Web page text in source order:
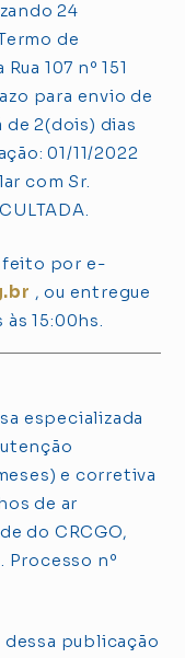
24
de
107 nº 151
para envio de
2(dois) dias
01/11/2022
com Sr.
feito por e-
, ou entregue
15:00hs.
especializada
e corretiva
de ar
do CRCGO,
Processo nº
publicação